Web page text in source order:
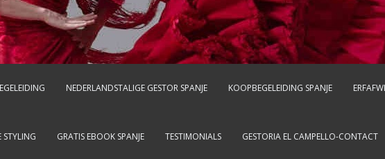
NEDERLANDSTALIGE GESTOR SPANJE KOOPBEGELEIDING SPANJE
STYLING GRATIS EBOOK SPANJE TESTIMONIALS GESTORIA EL CAMPELLO-CONTACT